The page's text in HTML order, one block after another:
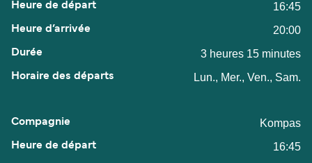
16:45
20:00
3 heures 15 minutes
Lun., Mer., Ven., Sam.
Kompas
16:45